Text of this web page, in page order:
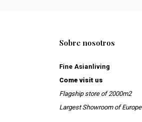
Sobre nosotros
Fine Asianliving
Come visit us
Flagship store of 2000m2
Largest Showroom of Europe